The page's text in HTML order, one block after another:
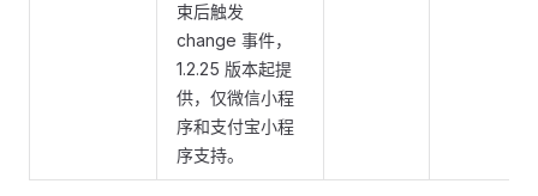
束后触发
change 事件，
1.2.25 版本起提
供，仅微信小程
序和支付宝小程
序支持。